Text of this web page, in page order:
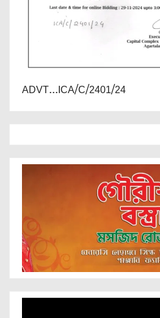
ADVT...ICA/C/2401/24